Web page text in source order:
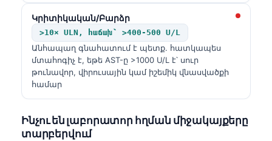
Կրիտիկական/Բարձր
>10× ULN, հաճախ՝ >400-500 U/L
Անհապաղ գնահատում է պետք. հատկապես
մտահոգիչ է, եթե AST-ը >1000 U/L է՝ սուր
թունավոր, վիրուսային կամ իշեմիկ վնասվածքի
համար
Ինչու են լաբորատոր հղման միջակայքերը
տարբերվում